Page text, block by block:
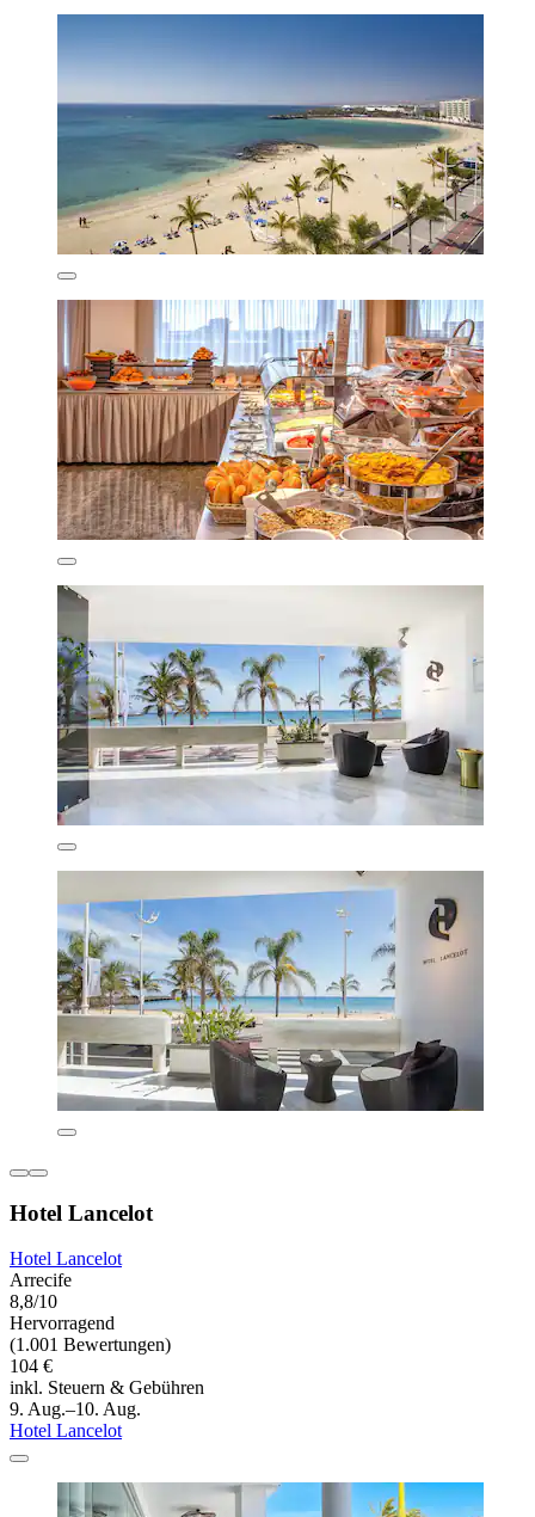
Hotel Lancelot
Hotel Lancelot
Arrecife
8,8/10
Hervorragend
(1.001 Bewertungen)
104 €
inkl. Steuern & Gebühren
9. Aug.–10. Aug.
Hotel Lancelot